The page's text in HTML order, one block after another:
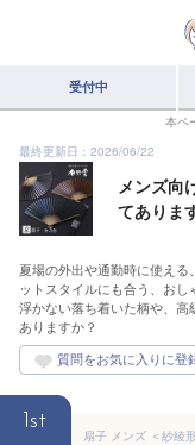
受付中
本ペ
最終更新日：2026/06/22
メンズ向
てありま
夏場の外出や通勤時に使え
ットスタイルにも合う、お
浮かない落ち着いた柄や、
ありますか？
1st